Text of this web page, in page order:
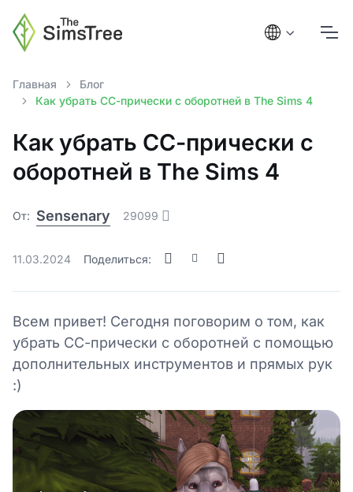
Главная
Блог
Как убрать СС-прически с оборотней в The Sims 4
Как убрать СС-прически с
оборотней в The Sims 4
От: Sensenary 29099
11.03.2024 Поделиться:
Всем привет! Сегодня поговорим о том, как
убрать СС-прически с оборотней с помощью
дополнительных инструментов и прямых рук
:)